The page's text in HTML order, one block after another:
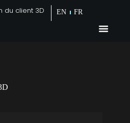
du client 3D EN FR